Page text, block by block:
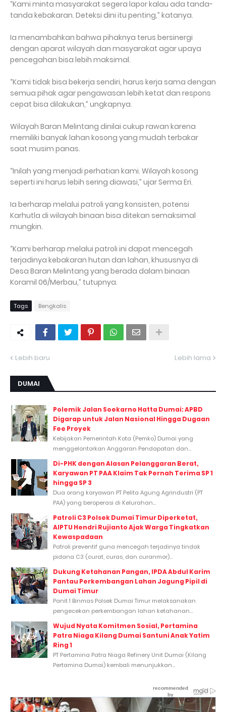
“Kami minta masyarakat segera lapor kalau ada tanda-
tanda kebakaran. Deteksi dini itu penting,” katanya.
Ia menambahkan bahwa pihaknya terus bersinergi
dengan aparat wilayah dan masyarakat agar upaya
pencegahan bisa lebih maksimal.
“Kami tidak bisa bekerja sendiri, harus kerja sama dengan
semua pihak agar pengawasan lebih ketat dan respons
cepat bisa dilakukan,” ungkapnya.
Wilayah Baran Melintang dinilai cukup rawan karena
memiliki banyak lahan kosong yang mudah terbakar
saat musim panas.
“Inilah yang menjadi perhatian kami. Wilayah kosong
seperti ini harus lebih sering diawasi,” ujar Serma Eri.
Ia berharap melalui patroli yang konsisten, potensi
Karhutla di wilayah binaan bisa ditekan semaksimal
mungkin.
“Kami berharap melalui patroli ini dapat mencegah
terjadinya kebakaran hutan dan lahan, khususnya di
Desa Baran Melintang yang berada dalam binaan
Koramil 06/Merbau,” tutupnya.
Tags Bengkalis
Lebih baru Lebih lama
DUMAI
Polemik Jalan Soekarno Hatta Dumai: APBD
Digarap untuk Jalan Nasional Hingga Dugaan
Fee Proyek
Kebijakan Pemerintah Kota (Pemko) Dumai yang
menggelontorkan Anggaran Pendapatan dan...
Di-PHK dengan Alasan Pelanggaran Berat,
Karyawan PT PAA Klaim Tak Pernah Terima SP 1
hingga SP 3
Dua orang karyawan PT Pelita Agung Agrindustri (PT
PAA) yang beroperasi di Kelurahan...
Patroli C3 Polsek Dumai Timur Diperketat,
AIPTU Hendri Rujianto Ajak Warga Tingkatkan
Kewaspadaan
Patroli preventif guna mencegah terjadinya tindak
pidana C3 (curat, curas, dan curanmor)...
Dukung Ketahanan Pangan, IPDA Abdul Karim
Pantau Perkembangan Lahan Jagung Pipil di
Dumai Timur
Panit 1 Binmas Polsek Dumai Timur melaksanakan
pengecekan perkembangan lahan ketahanan...
Wujud Nyata Komitmen Sosial, Pertamina
Patra Niaga Kilang Dumai Santuni Anak Yatim
Ring 1
PT Pertamina Patra Niaga Refinery Unit Dumai (Kilang
Pertamina Dumai) kembali menunjukkan...